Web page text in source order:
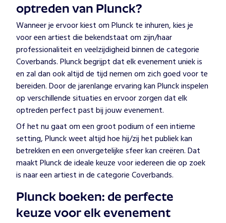
optreden van Plunck?
Wanneer je ervoor kiest om Plunck te inhuren, kies je
voor een artiest die bekendstaat om zijn/haar
professionaliteit en veelzijdigheid binnen de categorie
Coverbands. Plunck begrijpt dat elk evenement uniek is
en zal dan ook altijd de tijd nemen om zich goed voor te
bereiden. Door de jarenlange ervaring kan Plunck inspelen
op verschillende situaties en ervoor zorgen dat elk
optreden perfect past bij jouw evenement.
Of het nu gaat om een groot podium of een intieme
setting, Plunck weet altijd hoe hij/zij het publiek kan
betrekken en een onvergetelijke sfeer kan creëren. Dat
maakt Plunck de ideale keuze voor iedereen die op zoek
is naar een artiest in de categorie Coverbands.
Plunck boeken: de perfecte
keuze voor elk evenement